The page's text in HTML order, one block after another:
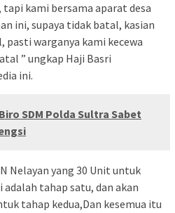
tapi kami bersama aparat desa
ini, supaya tidak batal, kasian
pasti warganya kami kecewa
” ungkap Haji Basri
ini.
SDM Polda Sultra Sabet
Nelayan yang 30 Unit untuk
tahap satu, dan akan
tahap kedua,Dan kesemua itu